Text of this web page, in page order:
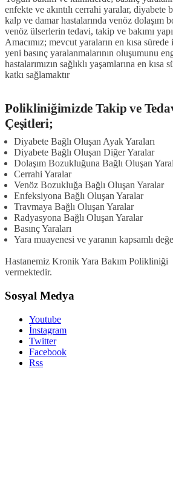
enfekte ve akıntılı cerrahi yaralar, diyabete
kalp ve damar hastalarında venöz dolaşım
venöz ülserlerin tedavi, takip ve bakımı
Amacımız; mevcut yaraların en kısa
yeni basınç yaralanmalarının oluşumunu
hastalarımızın sağlıklı yaşamlarına en
katkı sağlamaktır
Polikliniğimizde Takip ve
Çeşitleri;
Diyabete Bağlı Oluşan Ayak Yaraları
Diyabete Bağlı Oluşan Diğer Yaralar
Dolaşım Bozukluğuna Bağlı Oluşan
Cerrahi Yaralar
Venöz Bozukluğa Bağlı Oluşan Yaralar
Enfeksiyona Bağlı Oluşan Yaralar
Travmaya Bağlı Oluşan Yaralar
Radyasyona Bağlı Oluşan Yaralar
Basınç Yaraları
Yara muayenesi ve yaranın kapsamlı
Hastanemiz Kronik Yara Bakım Polikliniği
vermektedir.
Sosyal Medya
Youtube
İnstagram
Twitter
Facebook
Rss